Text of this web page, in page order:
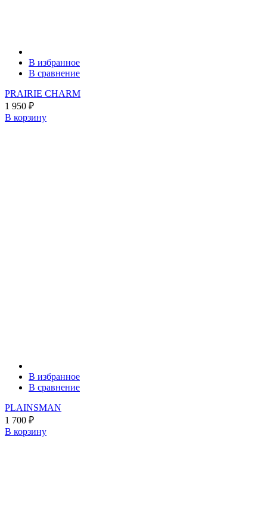
В избранное
В сравнение
PRAIRIE CHARM
1 950 ₽
В корзину
В избранное
В сравнение
PLAINSMAN
1 700 ₽
В корзину